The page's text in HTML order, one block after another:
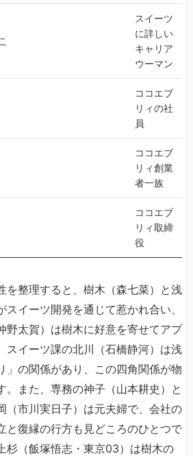
スイーツ
に詳しい
キャリア
ウーマン
ココエブ
リィの社
員
ココエブ
リィ創業
者一族
ココエブ
リィ取締
役
を整理すると、樹木（森七菜）と浅
イーツ開発を通じて惹かれ合い、
野太賀）は樹木に好意を寄せてアプ
スイーツ課の北川（石橋静河）は浅
」の関係があり、この四角関係が物
。また、専務の神子（山本耕史）と
（市川実日子）は元夫婦で、会社の
と復縁の行方も見どころのひとつで
杉（飯塚悟志・東京03）は樹木の